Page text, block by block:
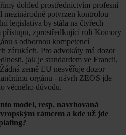
dohled prostřednictvím profesní
mezinárodně potvrzen kontrolou
legislativa by stála na čtyřech
zprostředkující roli Komory
s odbornou kompetencí
zárukách. Pro advokáty má dozor
jak je standardem ve Francii,
země EU nesvěřuje dozor
orgánu - návrh ZEOS jde
věcného důvodu.
model, resp. navrhovaná
rámcem a kde už jde